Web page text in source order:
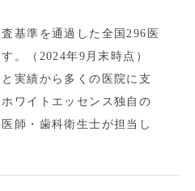
基準を通過した全国296医
。（2024年9月末時点）
実績から多くの医院に支
ワイトエッセンス独自の
師・歯科衛生士が担当し